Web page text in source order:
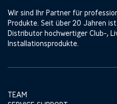
Wir sind Ihr Partner für
Produkte. Seit über 20 Jahren
Distributor hochwertiger Club-,
Installationsprodukte.
TEAM